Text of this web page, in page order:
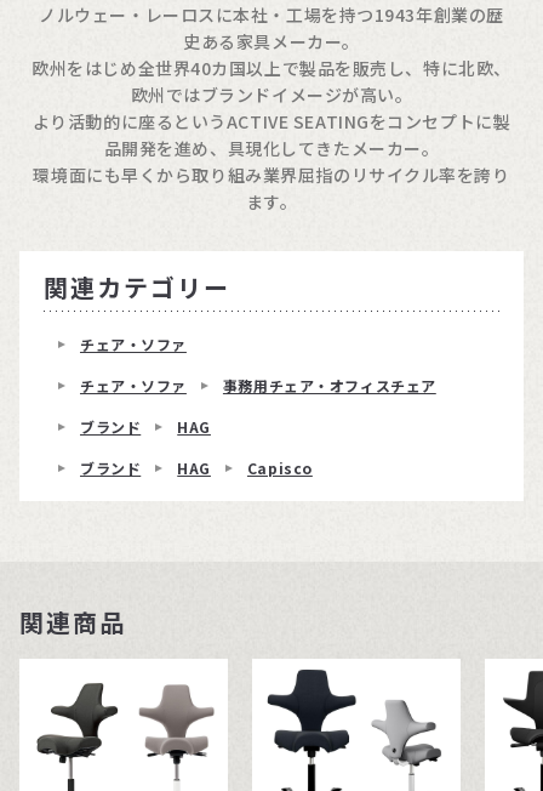
ノルウェー・レーロスに本社・工場を持つ1943年創業の歴
史ある家具メーカー。
欧州をはじめ全世界40カ国以上で製品を販売し、特に北欧、
欧州ではブランドイメージが高い。
より活動的に座るというACTIVE SEATINGをコンセプトに製
品開発を進め、具現化してきたメーカー。
環境面にも早くから取り組み業界屈指のリサイクル率を誇り
ます。
関連カテゴリー
チェア・ソファ
チェア・ソファ
事務用チェア・オフィスチェア
ブランド
HAG
ブランド
HAG Capisco
関連商品